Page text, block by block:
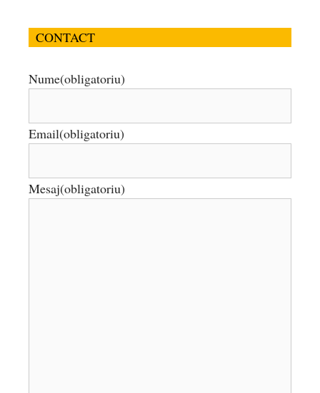
CONTACT
Nume(obligatoriu)
Email(obligatoriu)
Mesaj(obligatoriu)